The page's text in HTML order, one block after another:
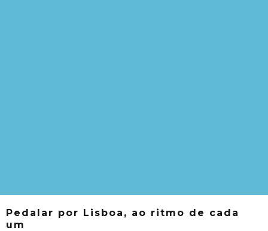
Pedalar por Lisboa, ao ritmo de cada
um